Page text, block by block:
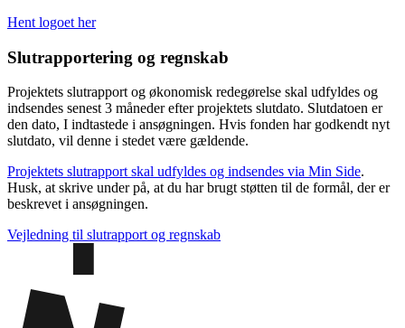
Hent logoet her
Slutrapportering og regnskab
Projektets slutrapport og økonomisk redegørelse skal udfyldes og
indsendes senest 3 måneder efter projektets slutdato. Slutdatoen er
den dato, I indtastede i ansøgningen. Hvis fonden har godkendt nyt
slutdato, vil denne i stedet være gældende.
Projektets slutrapport skal udfyldes og indsendes via Min Side.
Husk, at skrive under på, at du har brugt støtten til de formål, der er
beskrevet i ansøgningen.
Vejledning til slutrapport og regnskab